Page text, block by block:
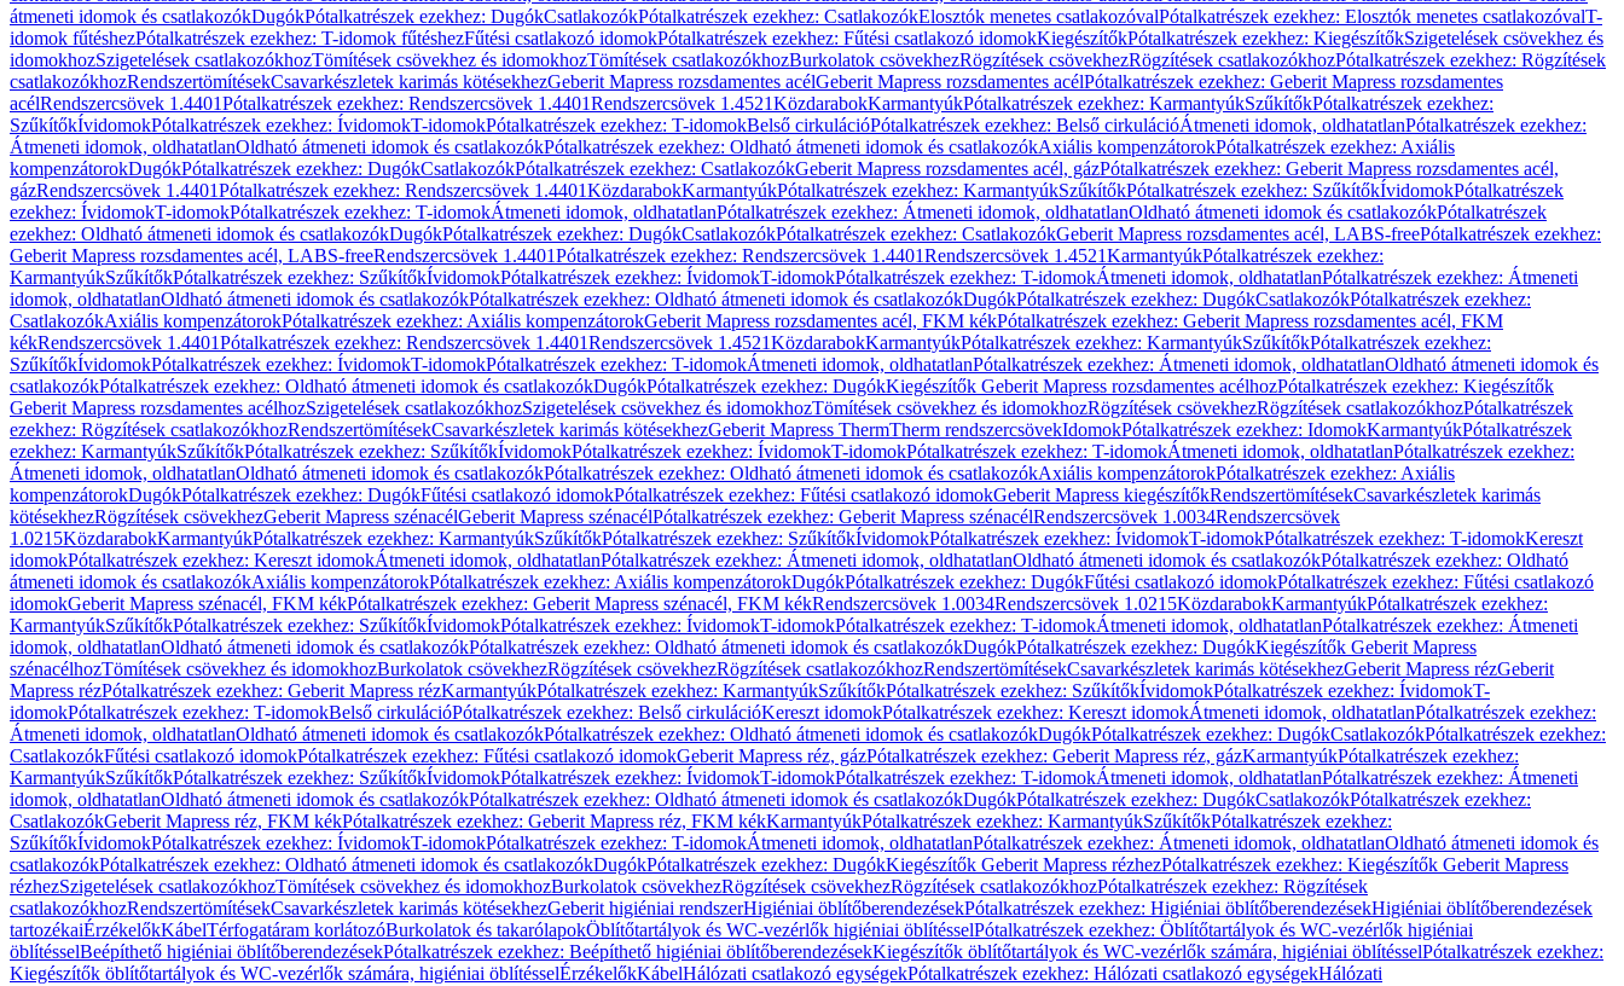
átmeneti idomok és csatlakozókDugókPótalkatrészek ezekhez: DugókCsatlakozókPótalkatrészek ezekhez: CsatlakozókElosztók menetes csatlakozóvalPótalkatrészek ezekhez: Elosztók menetes csatlakozóvalT-
idomok fűtéshezPótalkatrészek ezekhez: T-idomok fűtéshezFűtési csatlakozó idomokPótalkatrészek ezekhez: Fűtési csatlakozó idomokKiegészítőkPótalkatrészek ezekhez: KiegészítőkSzigetelések csövekhez és
idomokhozSzigetelések csatlakozókhozTömítések csövekhez és idomokhozTömítések csatlakozókhozBurkolatok csövekhezRögzítések csövekhezRögzítések csatlakozókhozPótalkatrészek ezekhez: Rögzítések
csatlakozókhozRendszertömítésekCsavarkészletek karimás kötésekhezGeberit Mapress rozsdamentes acélGeberit Mapress rozsdamentes acélPótalkatrészek ezekhez: Geberit Mapress rozsdamentes
acélRendszercsövek 1.4401Pótalkatrészek ezekhez: Rendszercsövek 1.4401Rendszercsövek 1.4521KözdarabokKarmantyúkPótalkatrészek ezekhez: KarmantyúkSzűkítőkPótalkatrészek ezekhez:
SzűkítőkÍvidomokPótalkatrészek ezekhez: ÍvidomokT-idomokPótalkatrészek ezekhez: T-idomokBelső cirkulációPótalkatrészek ezekhez: Belső cirkulációÁtmeneti idomok, oldhatatlanPótalkatrészek ezekhez:
Átmeneti idomok, oldhatatlanOldható átmeneti idomok és csatlakozókPótalkatrészek ezekhez: Oldható átmeneti idomok és csatlakozókAxiális kompenzátorokPótalkatrészek ezekhez: Axiális
kompenzátorokDugókPótalkatrészek ezekhez: DugókCsatlakozókPótalkatrészek ezekhez: CsatlakozókGeberit Mapress rozsdamentes acél, gázPótalkatrészek ezekhez: Geberit Mapress rozsdamentes acél,
gázRendszercsövek 1.4401Pótalkatrészek ezekhez: Rendszercsövek 1.4401KözdarabokKarmantyúkPótalkatrészek ezekhez: KarmantyúkSzűkítőkPótalkatrészek ezekhez: SzűkítőkÍvidomokPótalkatrészek
ezekhez: ÍvidomokT-idomokPótalkatrészek ezekhez: T-idomokÁtmeneti idomok, oldhatatlanPótalkatrészek ezekhez: Átmeneti idomok, oldhatatlanOldható átmeneti idomok és csatlakozókPótalkatrészek
ezekhez: Oldható átmeneti idomok és csatlakozókDugókPótalkatrészek ezekhez: DugókCsatlakozókPótalkatrészek ezekhez: CsatlakozókGeberit Mapress rozsdamentes acél, LABS-freePótalkatrészek ezekhez:
Geberit Mapress rozsdamentes acél, LABS-freeRendszercsövek 1.4401Pótalkatrészek ezekhez: Rendszercsövek 1.4401Rendszercsövek 1.4521KarmantyúkPótalkatrészek ezekhez:
KarmantyúkSzűkítőkPótalkatrészek ezekhez: SzűkítőkÍvidomokPótalkatrészek ezekhez: ÍvidomokT-idomokPótalkatrészek ezekhez: T-idomokÁtmeneti idomok, oldhatatlanPótalkatrészek ezekhez: Átmeneti
idomok, oldhatatlanOldható átmeneti idomok és csatlakozókPótalkatrészek ezekhez: Oldható átmeneti idomok és csatlakozókDugókPótalkatrészek ezekhez: DugókCsatlakozókPótalkatrészek ezekhez:
CsatlakozókAxiális kompenzátorokPótalkatrészek ezekhez: Axiális kompenzátorokGeberit Mapress rozsdamentes acél, FKM kékPótalkatrészek ezekhez: Geberit Mapress rozsdamentes acél, FKM
kékRendszercsövek 1.4401Pótalkatrészek ezekhez: Rendszercsövek 1.4401Rendszercsövek 1.4521KözdarabokKarmantyúkPótalkatrészek ezekhez: KarmantyúkSzűkítőkPótalkatrészek ezekhez:
SzűkítőkÍvidomokPótalkatrészek ezekhez: ÍvidomokT-idomokPótalkatrészek ezekhez: T-idomokÁtmeneti idomok, oldhatatlanPótalkatrészek ezekhez: Átmeneti idomok, oldhatatlanOldható átmeneti idomok és
csatlakozókPótalkatrészek ezekhez: Oldható átmeneti idomok és csatlakozókDugókPótalkatrészek ezekhez: DugókKiegészítők Geberit Mapress rozsdamentes acélhozPótalkatrészek ezekhez: Kiegészítők
Geberit Mapress rozsdamentes acélhozSzigetelések csatlakozókhozSzigetelések csövekhez és idomokhozTömítések csövekhez és idomokhozRögzítések csövekhezRögzítések csatlakozókhozPótalkatrészek
ezekhez: Rögzítések csatlakozókhozRendszertömítésekCsavarkészletek karimás kötésekhezGeberit Mapress ThermTherm rendszercsövekIdomokPótalkatrészek ezekhez: IdomokKarmantyúkPótalkatrészek
ezekhez: KarmantyúkSzűkítőkPótalkatrészek ezekhez: SzűkítőkÍvidomokPótalkatrészek ezekhez: ÍvidomokT-idomokPótalkatrészek ezekhez: T-idomokÁtmeneti idomok, oldhatatlanPótalkatrészek ezekhez:
Átmeneti idomok, oldhatatlanOldható átmeneti idomok és csatlakozókPótalkatrészek ezekhez: Oldható átmeneti idomok és csatlakozókAxiális kompenzátorokPótalkatrészek ezekhez: Axiális
kompenzátorokDugókPótalkatrészek ezekhez: DugókFűtési csatlakozó idomokPótalkatrészek ezekhez: Fűtési csatlakozó idomokGeberit Mapress kiegészítőkRendszertömítésekCsavarkészletek karimás
kötésekhezRögzítések csövekhezGeberit Mapress szénacélGeberit Mapress szénacélPótalkatrészek ezekhez: Geberit Mapress szénacélRendszercsövek 1.0034Rendszercsövek
1.0215KözdarabokKarmantyúkPótalkatrészek ezekhez: KarmantyúkSzűkítőkPótalkatrészek ezekhez: SzűkítőkÍvidomokPótalkatrészek ezekhez: ÍvidomokT-idomokPótalkatrészek ezekhez: T-idomokKereszt
idomokPótalkatrészek ezekhez: Kereszt idomokÁtmeneti idomok, oldhatatlanPótalkatrészek ezekhez: Átmeneti idomok, oldhatatlanOldható átmeneti idomok és csatlakozókPótalkatrészek ezekhez: Oldható
átmeneti idomok és csatlakozókAxiális kompenzátorokPótalkatrészek ezekhez: Axiális kompenzátorokDugókPótalkatrészek ezekhez: DugókFűtési csatlakozó idomokPótalkatrészek ezekhez: Fűtési csatlakozó
idomokGeberit Mapress szénacél, FKM kékPótalkatrészek ezekhez: Geberit Mapress szénacél, FKM kékRendszercsövek 1.0034Rendszercsövek 1.0215KözdarabokKarmantyúkPótalkatrészek ezekhez:
KarmantyúkSzűkítőkPótalkatrészek ezekhez: SzűkítőkÍvidomokPótalkatrészek ezekhez: ÍvidomokT-idomokPótalkatrészek ezekhez: T-idomokÁtmeneti idomok, oldhatatlanPótalkatrészek ezekhez: Átmeneti
idomok, oldhatatlanOldható átmeneti idomok és csatlakozókPótalkatrészek ezekhez: Oldható átmeneti idomok és csatlakozókDugókPótalkatrészek ezekhez: DugókKiegészítők Geberit Mapress
szénacélhozTömítések csövekhez és idomokhozBurkolatok csövekhezRögzítések csövekhezRögzítések csatlakozókhozRendszertömítésekCsavarkészletek karimás kötésekhezGeberit Mapress rézGeberit
Mapress rézPótalkatrészek ezekhez: Geberit Mapress rézKarmantyúkPótalkatrészek ezekhez: KarmantyúkSzűkítőkPótalkatrészek ezekhez: SzűkítőkÍvidomokPótalkatrészek ezekhez: ÍvidomokT-
idomokPótalkatrészek ezekhez: T-idomokBelső cirkulációPótalkatrészek ezekhez: Belső cirkulációKereszt idomokPótalkatrészek ezekhez: Kereszt idomokÁtmeneti idomok, oldhatatlanPótalkatrészek ezekhez:
Átmeneti idomok, oldhatatlanOldható átmeneti idomok és csatlakozókPótalkatrészek ezekhez: Oldható átmeneti idomok és csatlakozókDugókPótalkatrészek ezekhez: DugókCsatlakozókPótalkatrészek ezekhez:
CsatlakozókFűtési csatlakozó idomokPótalkatrészek ezekhez: Fűtési csatlakozó idomokGeberit Mapress réz, gázPótalkatrészek ezekhez: Geberit Mapress réz, gázKarmantyúkPótalkatrészek ezekhez:
KarmantyúkSzűkítőkPótalkatrészek ezekhez: SzűkítőkÍvidomokPótalkatrészek ezekhez: ÍvidomokT-idomokPótalkatrészek ezekhez: T-idomokÁtmeneti idomok, oldhatatlanPótalkatrészek ezekhez: Átmeneti
idomok, oldhatatlanOldható átmeneti idomok és csatlakozókPótalkatrészek ezekhez: Oldható átmeneti idomok és csatlakozókDugókPótalkatrészek ezekhez: DugókCsatlakozókPótalkatrészek ezekhez:
CsatlakozókGeberit Mapress réz, FKM kékPótalkatrészek ezekhez: Geberit Mapress réz, FKM kékKarmantyúkPótalkatrészek ezekhez: KarmantyúkSzűkítőkPótalkatrészek ezekhez:
SzűkítőkÍvidomokPótalkatrészek ezekhez: ÍvidomokT-idomokPótalkatrészek ezekhez: T-idomokÁtmeneti idomok, oldhatatlanPótalkatrészek ezekhez: Átmeneti idomok, oldhatatlanOldható átmeneti idomok és
csatlakozókPótalkatrészek ezekhez: Oldható átmeneti idomok és csatlakozókDugókPótalkatrészek ezekhez: DugókKiegészítők Geberit Mapress rézhezPótalkatrészek ezekhez: Kiegészítők Geberit Mapress
rézhezSzigetelések csatlakozókhozTömítések csövekhez és idomokhozBurkolatok csövekhezRögzítések csövekhezRögzítések csatlakozókhozPótalkatrészek ezekhez: Rögzítések
csatlakozókhozRendszertömítésekCsavarkészletek karimás kötésekhezGeberit higiéniai rendszerHigiéniai öblítőberendezésekPótalkatrészek ezekhez: Higiéniai öblítőberendezésekHigiéniai öblítőberendezések
tartozékaiÉrzékelőkKábelTérfogatáram korlátozóBurkolatok és takarólapokÖblítőtartályok és WC-vezérlők higiéniai öblítésselPótalkatrészek ezekhez: Öblítőtartályok és WC-vezérlők higiéniai
öblítésselBeépíthető higiéniai öblítőberendezésekPótalkatrészek ezekhez: Beépíthető higiéniai öblítőberendezésekKiegészítők öblítőtartályok és WC-vezérlők számára, higiéniai öblítésselPótalkatrészek ezekhez:
Kiegészítők öblítőtartályok és WC-vezérlők számára, higiéniai öblítésselÉrzékelőkKábelHálózati csatlakozó egységekPótalkatrészek ezekhez: Hálózati csatlakozó egységekHálózati